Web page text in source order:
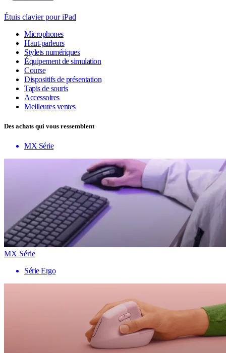
Étuis clavier pour iPad
Microphones
Haut-parleurs
Stylets numériques
Équipement de simulation
Course
Dispositifs de présentation
Tapis de souris
Accessoires
Meilleures ventes
Des achats qui vous ressemblent
MX Série
MX Série
Série Ergo